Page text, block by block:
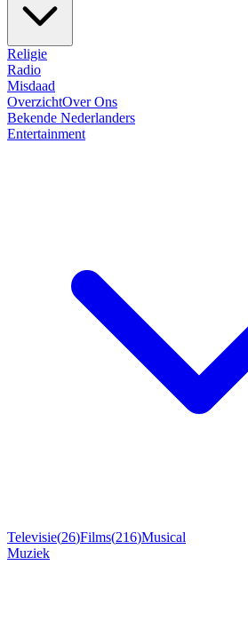
Religie
Radio
Misdaad
OverzichtOver Ons
Bekende Nederlanders
Entertainment
Televisie(26)Films(216)Musical
Muziek